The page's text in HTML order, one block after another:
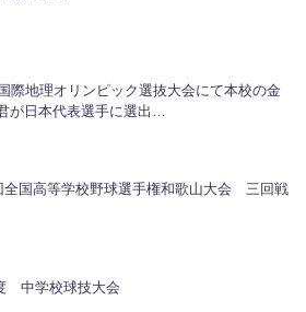
際地理オリンピック選抜大会にて本校の金
が日本代表選手に選出…
全国高等学校野球選手権和歌山大会 三回戦
中学校球技大会